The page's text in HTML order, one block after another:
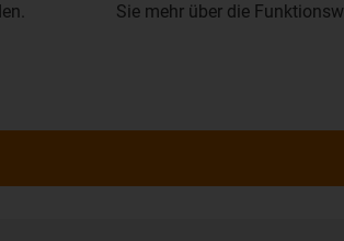
Sie mehr über die